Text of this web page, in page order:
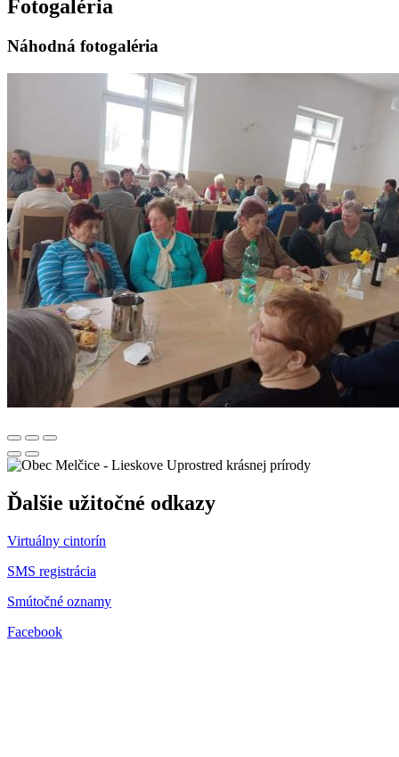
Fotogaléria
Náhodná fotogaléria
Uprostred krásnej prírody
Ďalšie užitočné odkazy
Virtuálny cintorín
SMS registrácia
Smútočné oznamy
Facebook